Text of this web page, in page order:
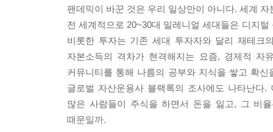
헤지펀드의 대가인 조지 소로스(George Soros)
트레이딩 패턴을 예측하면서 선제적으로 행동하
용에 의한 끊임없는 변화라는 이론이다. 간혹 이
영역이라는 뜻이 아니다. 오히려 그 정반대다. 이
동이라는 뜻이다. 주식시장의 모든 플레이어들은
장을 상시적으로 변화시키기 때문에 애초에 무엇
아니라, 그러한 상황과 변수들에 대응하는 시장
팬데믹이 바꾼 것은 우리 일상만이 아니다. 세계
전 세계적으로 20~30대 밀레니얼 세대들은 디지
비롯한 투자는 기존 세대 투자자와 달리 재테크
자본소득의 격차가 현격해지는 요즘, 경제적
커뮤니티를 통해 나름의 공부와 지식을 쌓고 확신
글로벌 자산운용사 블랙록의 조사에도 나타난
많은 사람들이 주식을 하면서 돈을 잃고, 그 비
때문일까.